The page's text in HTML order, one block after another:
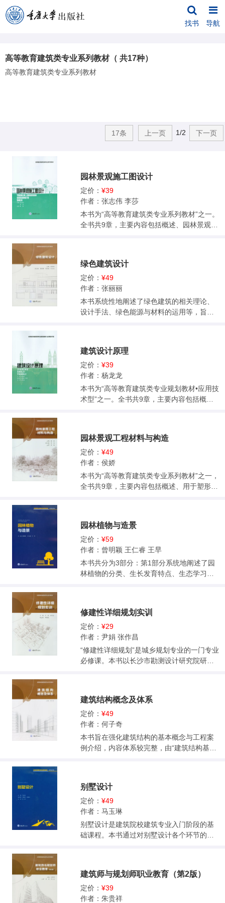
找书 导航
高等教育建筑类专业系列教材（ 共17种）
高等教育建筑类专业系列教材
17条 上一页 1/2 下一页
园林景观施工图设计
定价： ¥39
作者：张志伟 李莎
本书为“高等教育建筑类专业系列教材”之一。
全书共9章，主要内容包括概述、园林景观施
图设计、园林景观专业与其他专业配合和案
例分析等。此外，书中有大量的实际案例和
学生的优秀作品作为佐证，好懂、易学、实
用，对园林景观设计的学习与实践有着重要
的指导意义和参考价值。
绿色建筑设计
定价： ¥49
作者：张丽丽
本书系统性地阐述了绿色建筑的相关理论、
设计手法、绿色能源与材料的运用等，旨在
筑热环境、自然通风和建筑能耗等相关知
识；第2章至第4章从建筑外环境到建筑单
体，再以建筑内部为视角对绿色建筑的调控
设计策略进行了阐述；第5章、第6章介绍了
可再生能源与绿色材料以及它们在绿色建筑
建筑设计原理
定价： ¥39
作者：杨龙龙
本书为“高等教育建筑类专业规划教材•应用技
术型”之一。全书共9章，主要内容包括概
性与设计、建筑设计的过程和内容、工业建
筑设计等。书中有大量的设计实例，可供应
用技术型院校建筑学、城市规划、环艺设计
等专业学生学习使用，好懂、易学、管用，
对其建筑设计的学习与实践有着重要的指导
园林景观工程材料与构造
定价： ¥49
作者：侯娇
本书为“高等教育建筑类专业系列教材”之一，
全书共9章，主要内容包括概述、用于塑形和
施构造、建筑小品构造、道路广场及小品构
造、景观材料与构造设计实训等。学生在学
习本书后，除了能了解景观工程材料，还能
对其构造进行了解和熟练的运用，为施工图
设计和园林工程打下良好的基础。书中也列
生及行业内外人士的参考用书。
园林植物与造景
定价： ¥59
作者：曾明颖 王仁睿 王早
本书共分为3部分：第1部分系统地阐述了园
林植物的分类、生长发育特点、生态学习
园林植物，不仅介绍了科、属的常用识别特
征，而且从形态特征、生态习性、观赏特性
及园林用途等方面对种进行了详细介绍，侧
重于常用园林植物的识别；第3部分从应用的
角度阐述不同类型园林绿地的植物配植与造
划、建筑学、环境保护、环境艺术设计及相
近专业使用，也可为从事城市绿化及管理的
专业人员使用。
修建性详细规划实训
定价： ¥29
作者：尹娟 张作昌
“修建性详细规划”是城乡规划专业的一门专业
必修课。本书以长沙市勘测设计研究院研发
管线、竖向、标注、渲染等模块的操作步骤
和技巧。本书内容全面、图文结合，能满足
课程实训环节的教学需要。<br>本书可用作
高等教育城乡规划专业、园林规划专业及相
关土建类专业的实训教学用书，也可供初级
建筑结构概念及体系
定价： ¥49
作者：何子奇
本书旨在强化建筑结构的基本概念与工程案
例介绍，内容体系较完整，由“建筑结构基本
构形式和近年来发展起来的新技术特点、受
力行为、构造要点、施工技术、经济效果和
适用范围做了介绍，并附有国内外新近典型
工程结构实例分析。本书不详细介绍具体的
计算方法，但通过本书为读者介绍各种结构
原则，了解结构体系变化的新进展，开阔眼
界和思路，从而学会将建筑方案构思与结构
选型有机地结合，增强读者的结构应用能力
别墅设计
定价： ¥49
作者：马玉琳
别墅设计是建筑院校建筑专业入门阶段的基
础课程。本书通过对别墅设计各个环节的系
外经典案例和学生代表作品,向读者展示优秀
设计的概念逻辑。全书图文并茂，深入浅
出，选取的案例注重时效性，有利于老师的
建筑师与规划师职业教育（第2版）
定价： ¥39
作者：朱贵祥